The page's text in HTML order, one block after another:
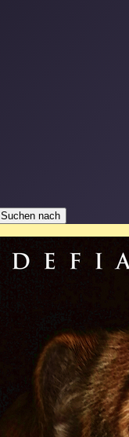
Suchen nach